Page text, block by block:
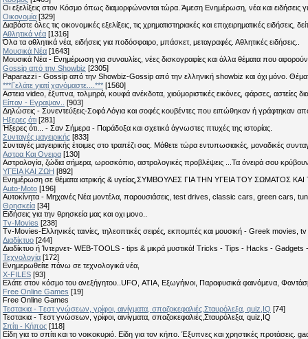
Οι εξελίξεις στον Κόσμο όπως διαμορφώνονται τώρα. Άμεση Ενημέρωση, νέα και
Οικονομία [329]
Διαβάστε όλες τις οικονομικές εξελίξεις, τις χρηματιστηριακές και επιχειρηματικές ειδήσεις,
Αθλητικά νέα [1316]
Όλα τα αθλητικά νέα, ειδήσεις για ποδόσφαιρο, μπάσκετ, μεταγραφές. Αθλητικές ειδήσεις..
Μουσικά Νέα [1643]
Μουσικά Νέα - Ενημέρωση για συναυλίες, νέες δισκογραφίες και άλλα θέματα που
Gossip από την Showbiz [2305]
Paparazzi - Gossip από την Showbiz-Gossip από την ελληνική showbiz και όχι μόνο.
***Γελάτε γιατί χανόμαστε....*** [1560]
Αστεια video, έξυπνα, τολμηρά, κουφά ανέκδοτα, χιούμοριστικές εικόνες, φάρσες, αστείες
Είπαν - Εγραψαν..
[903]
Δηλώσεις - Συνεντεύξεις-Σοφά Λόγια και σοφές κουβέντες που ειπώθηκαν ή
Hξερες ότι [281]
Ήξερες ότι... - Σαν Σήμερα - Παράδοξα και σχετικά άγνωστες πτυχές της ιστορίας.
Συνταγές μαγειρικής [833]
Συνταγές μαγειρικής έτοιμες στο τραπέζι σας. Μάθετε τώρα εντυπωσιακές, μοναδικές
Αστρα Και Ονειρα [130]
Αστρολογία, ζώδια σήμερα, ωροσκόπιο, αστρολογικές προβλέψεις ...Τα όνειρά σου
ΥΓΕΙΑ ΚΑΙ ΖΩΗ [892]
Eνημέρωση σε θέματα ιατρικής & υγείας,ΣΥΜΒΟΥΛΕΣ ΓΙΑ ΤΗΝ ΥΓΕΙΑ ΤΟΥ ΣΩΜΑΤΟΣ
Auto-Moto [196]
Αυτοκίνητα - Μηχανές Νέα μοντέλα, παρουσιάσεις, test drives, classic cars, green cars,
Θρησκεία [34]
Ειδήσεις για την θρησκεία μας και οχι μονο..
Tv-Movies [238]
Tv-Movies-Ελληνικές ταινίες, τηλεοπτικές σειρές, εκπομπές και μουσική - Greek movies,
Διαδίκτυο [244]
Διαδίκτυο ή Ίντερνετ- WEB-TOOLS - tips & μικρά μυστικά! Tricks - Tips - Hacks - Gadgets
Τεχνολογία [172]
Ενημερωθείτε πάνω σε τεχνολογικά νέα,
X-FILES [93]
Ελάτε στον κόσμο του ανεξήγητου..UFO, ΑΤΙΑ, Εξωγήινοι, Παραφυσικά φαινόμενα,
Free Online Games [19]
Free Online Games
Τεστακια - Tεστ γνώσεων, γρίφοι, αινίγματα, σπαζοκεφαλιές,Σταυρόλεξα, quiz,IQ [74]
Τεστακια - Tεστ γνώσεων, γρίφοι, αινίγματα, σπαζοκεφαλιές,Σταυρόλεξα, quiz,IQ
Σπίτι - Κήπος [118]
Είδη για το σπίτι και το νοικοκυριό. Είδη για τον κήπο. Έξυπνες και χρηστικές προτάσεις.